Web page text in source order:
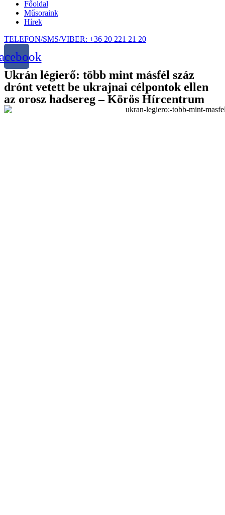
Főoldal
Műsoraink
Hírek
TELEFON/SMS/VIBER: +36 20 221 21 20
Ukrán légierő: több mint másfél száz
drónt vetett be ukrajnai célpontok ellen
az orosz hadsereg – Körös Hírcentrum